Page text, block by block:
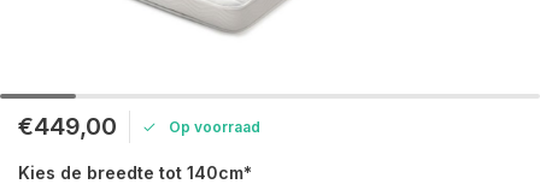
€449,00 Op voorraad
Kies de breedte tot 140cm*